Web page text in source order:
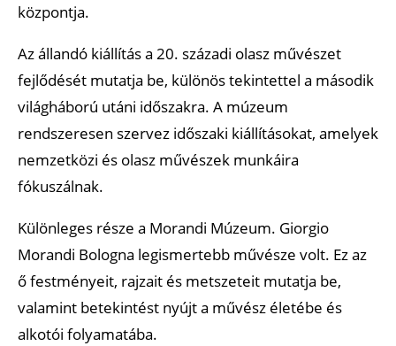
központja.
Az állandó kiállítás a 20. századi olasz művészet
fejlődését mutatja be, különös tekintettel a második
világháború utáni időszakra. A múzeum
rendszeresen szervez időszaki kiállításokat, amelyek
nemzetközi és olasz művészek munkáira
fókuszálnak.
Különleges része a Morandi Múzeum. Giorgio
Morandi Bologna legismertebb művésze volt. Ez az
ő festményeit, rajzait és metszeteit mutatja be,
valamint betekintést nyújt a művész életébe és
alkotói folyamatába.